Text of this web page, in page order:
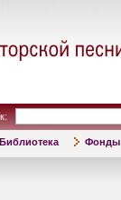
Библиотека Фонды